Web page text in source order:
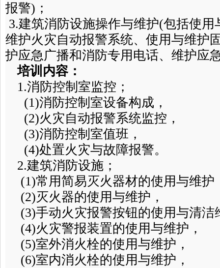
报警)；
3.建筑消防设施操作与维护(包括使
维护火灾自动报警系统、使用与维护
护应急广播和消防专用电话、维护应
培训内容：
1.消防控制室监控；
(1)消防控制室设备构成，
(2)火灾自动报警系统监控，
(3)消防控制室值班，
(4)处置火灾与故障报警。
2.建筑消防设施；
(1)常用简易灭火器材的使用与维
(2)灭火器的使用与维护，
(3)手动火灾报警按钮的使用与清洁
(4)火灾警报装置的使用与维护，
(5)室外消火栓的使用与维护，
(6)室内消火栓的使用与维护，